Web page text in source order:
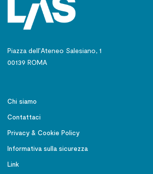
Piazza dell’Ateneo Salesiano, 1
00139 ROMA
Chi siamo
Contattaci
Privacy & Cookie Policy
Informativa sulla sicurezza
Link